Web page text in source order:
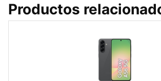
Productos